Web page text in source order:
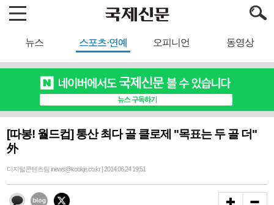
뉴스 스포츠·연예 오피니언 동영상
[따봉! 월드컵] 통산 최다 골 클로제 "목표는 두 골 더"
外
디지털콘텐츠팀 inews@kookje.co.kr | 2014.06.24 19:51